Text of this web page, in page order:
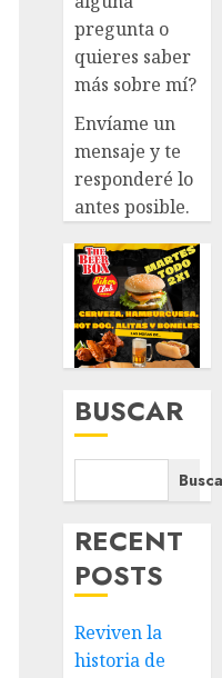
pregunta o
quieres saber
más sobre mí?
Envíame un
mensaje y te
responderé lo
antes posible.
BUSCAR
RECENT
POSTS
Reviven la
historia de